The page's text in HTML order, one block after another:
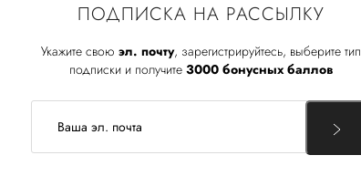
ПОДПИСКА НА РАССЫЛКУ
Укажите свою эл. почту, зарегистрируйтесь, выберите тип
подписки и получите 3000 бонусных баллов